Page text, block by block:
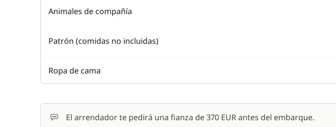
Animales de compañía
Patrón (comidas no incluidas)
Ropa de cama
El arrendador te pedirá una fianza de 370 EUR antes del embarque.